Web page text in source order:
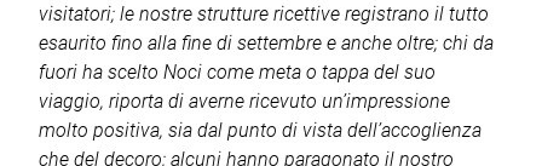
visitatori; le nostre strutture ricettive registrano il tutto
esaurito fino alla fine di settembre e anche oltre; chi da
fuori ha scelto Noci come meta o tappa del suo
viaggio, riporta di averne ricevuto un’impressione
molto positiva, sia dal punto di vista dell’accoglienza
che del decoro; alcuni hanno paragonato il nostro